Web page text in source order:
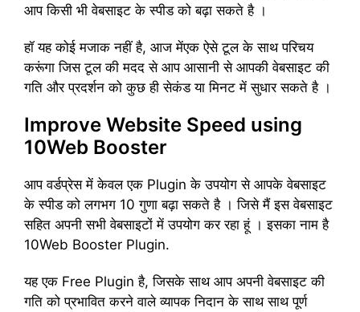
आप किसी भी वेबसाइट के स्पीड को बढ़ा सकते है ।
हॉ यह कोई मजाक नहीं है, आज मेंएक ऐसे टूल के साथ परिचय
करूंगा जिस टूल की मदद से आप आसानी से आपकी वेबसाइट की
गति और प्रदर्शन को कुछ ही सेकंड या मिनट में सुधार सकते है ।
Improve Website Speed using
10Web Booster
आप वर्डप्रेस में केवल एक Plugin के उपयोग से आपके वेबसाइट
के स्पीड को लगभग 10 गुणा बढ़ा सकते है । जिसे मैं इस वेबसाइट
सहित अपनी सभी वेबसाइटों में उपयोग कर रहा हूं । इसका नाम है
10Web Booster Plugin.
यह एक Free Plugin है, जिसके साथ आप अपनी वेबसाइट की
गति को प्रभावित करने वाले व्यापक निदान के साथ साथ पूर्ण